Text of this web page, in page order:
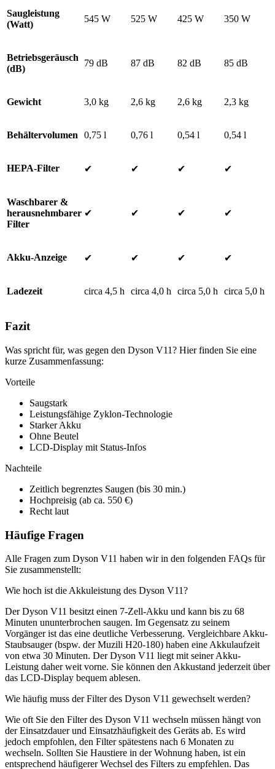
Saugleistung
(Watt)
545 W 525 W 425 W 350 W
Betriebsgeräusch
(dB)
79 dB 87 dB 82 dB 85 dB
Gewicht 3,0 kg 2,6 kg 2,6 kg 2,3 kg
Behältervolumen 0,75 l 0,76 l 0,54 l 0,54 l
HEPA-Filter ✔ ✔ ✔ ✔
Waschbarer &
herausnehmbarer
Filter
✔ ✔ ✔ ✔
Akku-Anzeige ✔ ✔ ✔ ✔
Ladezeit circa 4,5 h circa 4,0 h circa 5,0 h circa 5,0 h
Fazit
Was spricht für, was gegen den Dyson V11? Hier finden Sie eine
kurze Zusammenfassung:
Vorteile
Saugstark
Leistungsfähige Zyklon-Technologie
Starker Akku
Ohne Beutel
LCD-Display mit Status-Infos
Nachteile
Zeitlich begrenztes Saugen (bis 30 min.)
Hochpreisig (ab ca. 550 €)
Recht laut
Häufige Fragen
Alle Fragen zum Dyson V11 haben wir in den folgenden FAQs für
Sie zusammenstellt:
Wie hoch ist die Akkuleistung des Dyson V11?
Der Dyson V11 besitzt einen 7-Zell-Akku und kann bis zu 68
Minuten ununterbrochen saugen. Im Gegensatz zu seinem
Vorgänger ist das eine deutliche Verbesserung. Vergleichbare Akku-
Staubsauger (bspw. der Muzili H20-180) haben eine Akkulaufzeit
von etwa 30 Minuten. Der Dyson V11 liegt mit seiner Akku-
Leistung daher weit vorne. Sie können den Akkustand jederzeit über
das LCD-Display bequem ablesen.
Wie häufig muss der Filter des Dyson V11 gewechselt werden?
Wie oft Sie den Filter des Dyson V11 wechseln müssen hängt von
der Einsatzdauer und Einsatzhäufigkeit des Geräts ab. Es wird
jedoch empfohlen, den Filter spätestens nach 6 Monaten zu
wechseln. Sollten Sie Haustiere in der Wohnung haben, ist ein
entsprechend häufigerer Wechsel des Filters zu empfehlen. Das